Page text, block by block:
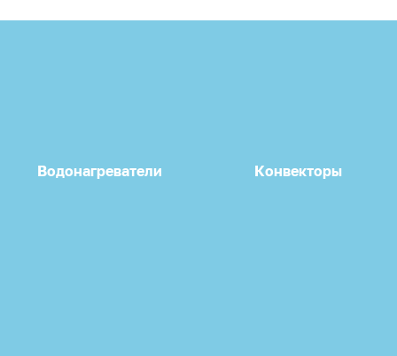
Водонагреватели Конвекторы